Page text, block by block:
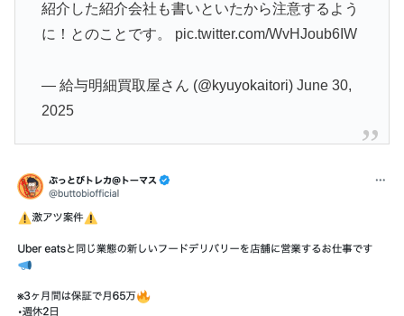
紹介した紹介会社も書いといたから注意するよう
に！とのことです。 pic.twitter.com/WvHJoub6IW
— 給与明細買取屋さん (@kyuyokaitori) June 30,
2025